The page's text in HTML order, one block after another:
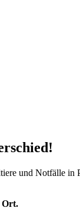
und Notfälle
Ort.